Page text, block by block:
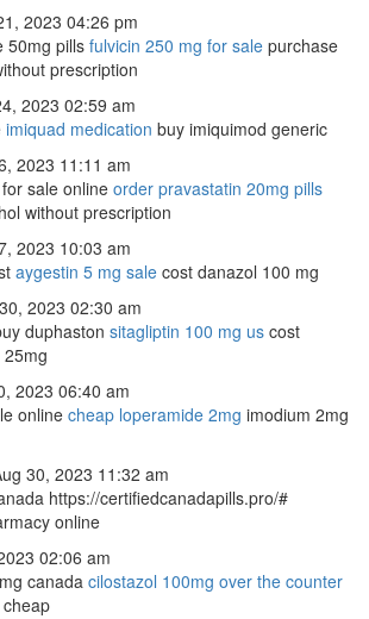
2023 04:26 pm
50mg pills fulvicin 250 mg for sale purchase
prescription
2023 02:59 am
imiquad medication buy imiquimod generic
2023 11:11 am
sale onlineorder pravastatin 20mg pills
without prescription
2023 10:03 am
aygestin 5 mg sale cost danazol 100 mg
2023 02:30 am
duphaston sitagliptin 100 mg us cost
2023 06:40 am
onlinecheap loperamide 2mg imodium 2mg
30, 2023 11:32 am
https://certifiedcanadapills.pro/#
online
02:06 am
canadacilostazol 100mg over the counter